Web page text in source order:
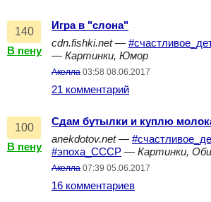
140
В пену
Игра в "слона"
cdn.fishki.net—
— Картинки, Юмор
Акелла 03:58 08.06.2017
21 комментарий
100
В пену
Сдам бутылки и куплю
anekdotov.net—
#эпоха_СССР — Картинки,
Акелла 07:39 05.06.2017
16 комментариев